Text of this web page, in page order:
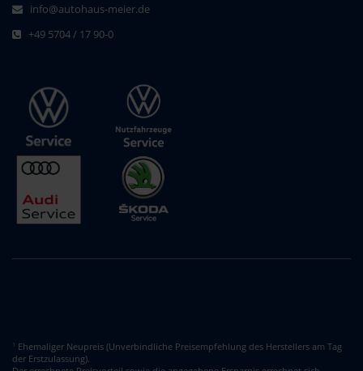
info@autohaus-meier.de
+49 5704 / 17 90-0
1 Ehemaliger Neupreis (Unverbindliche Preisempfehlung des Herstellers am Tag
der Erstzulassung).